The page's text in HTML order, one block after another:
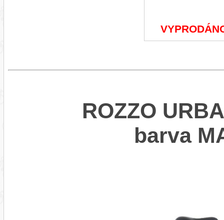
ROZZO
barva